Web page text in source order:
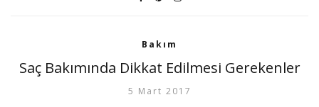
Bakım
Saç Bakımında Dikkat Edilmesi Gerekenler
5 Mart 2017